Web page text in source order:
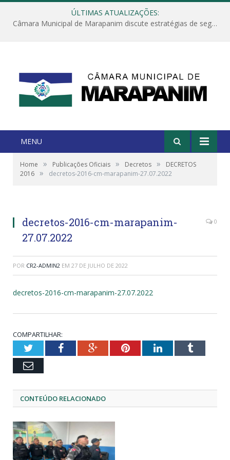
ÚLTIMAS ATUALIZAÇÕES:
Câmara Municipal de Marapanim discute estratégias de segurança com autoridades e poder executivo
MENU
Home » Publicações Oficiais » Decretos »
DECRETOS
2016 » decretos-2016-cm-marapanim-27.07.2022
decretos-2016-cm-marapanim-
27.07.2022
0
POR CR2-ADMIN2 EM 27 DE JULHO DE 2022
decretos-2016-cm-marapanim-27.07.2022
COMPARTILHAR:
TwitterFacebookGoogle+PinterestLinkedInTumblr
Email
CONTEÚDO RELACIONADO